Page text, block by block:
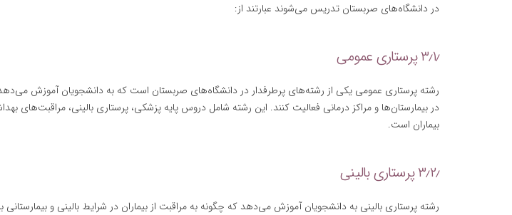
در دانشگاه‌های صربستان تدریس می‌شوند عبارتند از:
۳٫۱٫ پرستاری عمومی
رشته پرستاری عمومی یکی از رشته‌های پرطرفدار در دانشگاه‌های صربستان است که به دانشجویان آموزش می‌دهد
در بیمارستان‌ها و مراکز درمانی فعالیت کنند. این رشته شامل دروس پایه پزشکی، پرستاری بالینی، مراقبت‌های
بیماران است.
۳٫۲٫ پرستاری بالینی
رشته پرستاری بالینی به دانشجویان آموزش می‌دهد که چگونه به مراقبت از بیماران در شرایط بالینی و بیمارستانی